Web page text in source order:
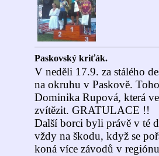
Paskovský kriťák.
V neděli 17.9. za stálého
na okruhu v Paskově.
Dominika Rupová, která
zvítězit. GRATULACE !!
Další borci byli právě v té
vždy na škodu, když se
koná více závodů v regiónu